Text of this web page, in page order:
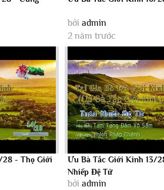
bởi admin
2 năm trước
28 - Thọ Giới
Ưu Bà Tắc Giới Kinh 13/
Nhiếp Đệ Tử
bởi admin